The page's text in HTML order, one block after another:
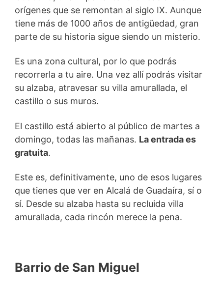
orígenes que se remontan al siglo IX. Aunque
tiene más de 1000 años de antigüedad, gran
parte de su historia sigue siendo un misterio.
Es una zona cultural, por lo que podrás
recorrerla a tu aire. Una vez allí podrás visitar
su alzaba, atravesar su villa amurallada, el
castillo o sus muros.
El castillo está abierto al público de martes a
domingo, todas las mañanas. La entrada es
gratuita.
Este es, definitivamente, uno de esos lugares
que tienes que ver en Alcalá de Guadaíra, sí o
sí. Desde su alzaba hasta su recluida villa
amurallada, cada rincón merece la pena.
Barrio de San Miguel